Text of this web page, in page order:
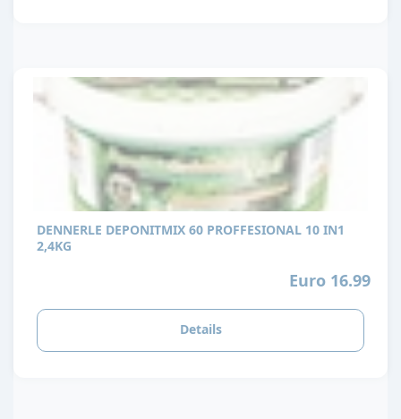
DENNERLE DEPONITMIX 60 PROFFESIONAL 10 IN1
2,4KG
Euro 16.99
Details